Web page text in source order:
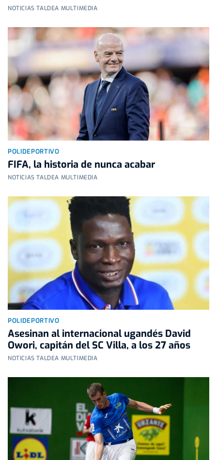
NOTICIAS TALDEA MULTIMEDIA
POLIDEPORTIVO
FIFA, la historia de nunca acabar
NOTICIAS TALDEA MULTIMEDIA
POLIDEPORTIVO
Asesinan al internacional ugandés David
Owori, capitán del SC Villa, a los 27 años
NOTICIAS TALDEA MULTIMEDIA